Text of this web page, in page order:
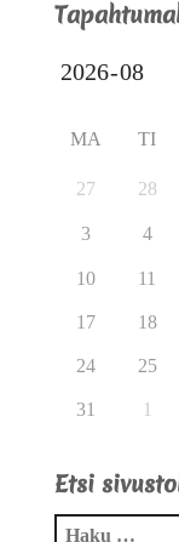
MA TI
27 28
3 4
10 11
17 18
24 25
31 1
Etsi